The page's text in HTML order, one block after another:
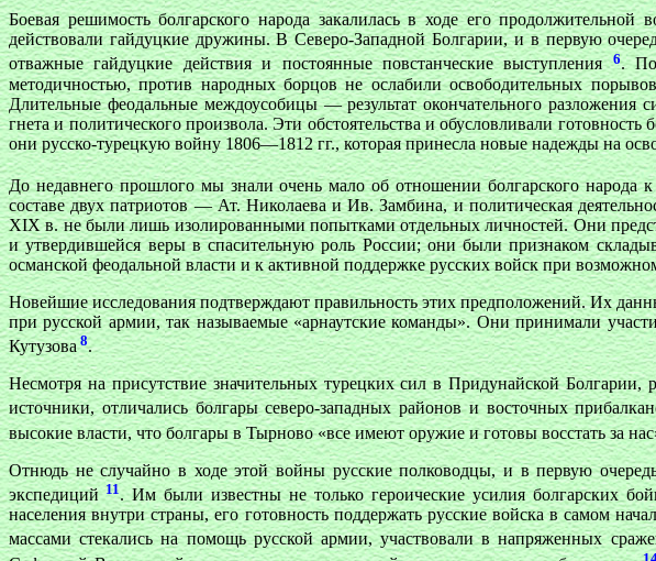
Боевая решимость болгарского народа закалилась в ходе его
действовали гайдуцкие дружины. В Северо-Западной Болгарии, и в первую
отважные гайдуцкие действия и постоянные повстанческие выступления6.
методичностью, против народных борцов не ослабили освободительных
Длительные феодальные междоусобицы — результат окончательного
гнета и политического произвола. Эти обстоятельства и обусловливали
они русско-турецкую войну 1806—1812 гг., которая принесла новые надежды на
До недавнего прошлого мы знали очень мало об отношении болгарского народа
составе двух патриотов — Ат. Николаева и Ив. Замбина, и политическая
XIX в. не были лишь изолированными попытками отдельных личностей. Они
и утвердившейся веры в спасительную роль России; они были признаком
османской феодальной власти и к активной поддержке русских войск при
Новейшие исследования подтверждают правильность этих предположений. Их
при русской армии, так называемые «арнаутские команды». Они принимали
Кутузова 8.
Несмотря на присутствие значительных турецких сил в Придунайской
источники, отличались болгары северо-западных районов и восточных
высокие власти, что болгары в Тырново «все имеют оружие и готовы восстать за
Отнюдь не случайно в ходе этой войны русские полководцы, и в первую
экспедиций 11. Им были известны не только героические усилия болгарских
населения внутри страны, его готовность поддержать русские войска в самом
массами стекались на помощь русской армии, участвовали в напряженных